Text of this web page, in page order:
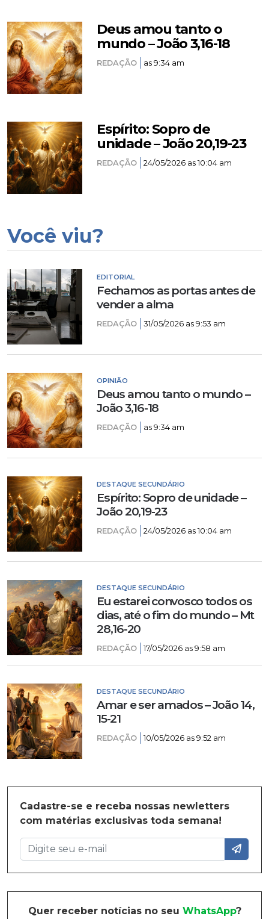
Deus amou tanto o
mundo – João 3,16-18
REDAÇÃO as 9:34 am
Espírito: Sopro de
unidade – João 20,19-23
REDAÇÃO 24/05/2026 as 10:04 am
Você viu?
EDITORIAL
Fechamos as portas antes de
vender a alma
REDAÇÃO 31/05/2026 as 9:53 am
OPINIÃO
Deus amou tanto o mundo –
João 3,16-18
REDAÇÃO as 9:34 am
DESTAQUE SECUNDÁRIO
Espírito: Sopro de unidade –
João 20,19-23
REDAÇÃO 24/05/2026 as 10:04 am
DESTAQUE SECUNDÁRIO
Eu estarei convosco todos os
dias, até o fim do mundo – Mt
28,16-20
REDAÇÃO 17/05/2026 as 9:58 am
DESTAQUE SECUNDÁRIO
Amar e ser amados – João 14,
15-21
REDAÇÃO 10/05/2026 as 9:52 am
Cadastre-se e receba nossas newletters
com matérias exclusivas toda semana!
Quer receber notícias no seu WhatsApp?